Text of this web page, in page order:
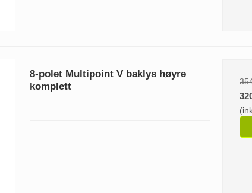
8-polet Multipoint V baklys høyre
komplett